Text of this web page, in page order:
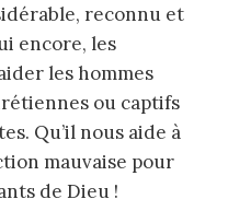
reconnu et
encore, les
les hommes
ou captifs
Qu’il nous aide à
mauvaise pour
de Dieu !